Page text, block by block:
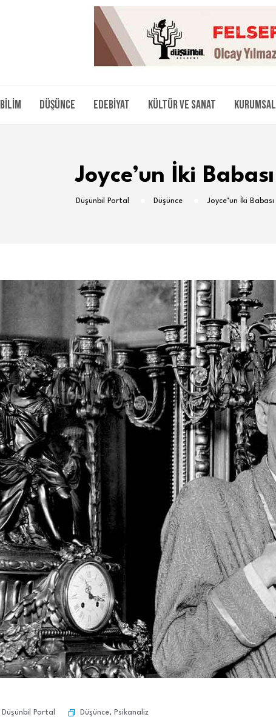
Bilim Düşünce Edebiyat Kültür ve Sanat Kurumsal
Joyce’un İki Babası
Düşünbil Portal Düşünce Joyce’un İki Babası
Düşünbil Portal Düşünce, Psikanaliz